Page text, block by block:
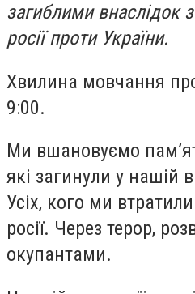
загиблими внаслідок
росії проти України.
Хвилина мовчання
9:00.
Ми вшановуємо
які загинули у нашій
Усіх, кого ми
росії. Через терор,
окупантами.